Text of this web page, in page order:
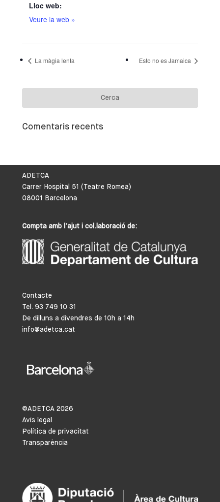
Lloc web:
Veure la web »
La màgia lenta Esto no es Jamaica
Comentaris recents
ADETCA
Carrer Hospital 51 (Teatre Romea)
08001 Barcelona
Compta amb l’ajut i col.laboració de:
Contacte
Tel. 93 749 10 31
De dilluns a divendres de 10h a 14h
info@adetca.cat
©ADETCA 2026
Avís legal
Política de privacitat
Transparència